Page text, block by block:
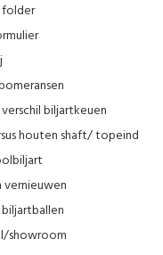
biljartkeuen
houten shaft/ topeind
vernieuwen
showroom